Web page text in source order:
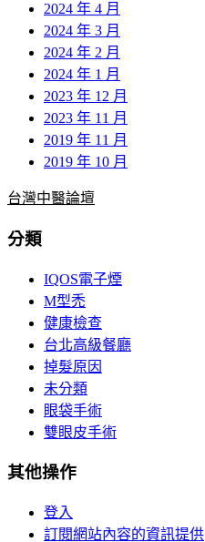
2024 年 4 月
2024 年 3 月
2024 年 2 月
2024 年 1 月
2023 年 12 月
2023 年 11 月
2019 年 11 月
2019 年 10 月
台灣中醫論壇
分類
IQOS電子煙
M型禿
健康檢查
台北高級餐廳
掉髮原因
未分類
眼袋手術
雙眼皮手術
其他操作
登入
訂閱網站內容的資訊提供